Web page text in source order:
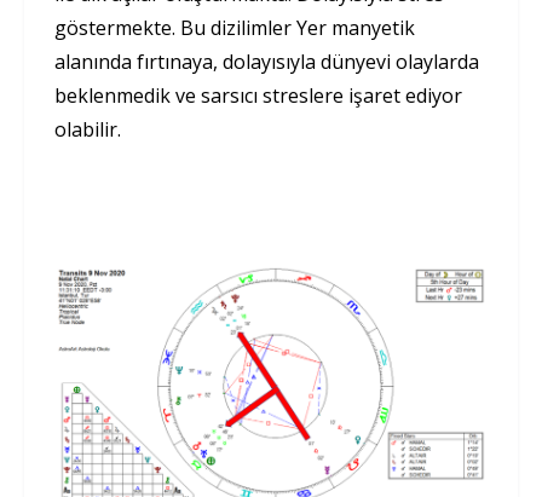
göstermekte. Bu dizilimler Yer manyetik
alanında fırtınaya, dolayısıyla dünyevi olaylarda
beklenmedik ve sarsıcı streslere işaret ediyor
olabilir.